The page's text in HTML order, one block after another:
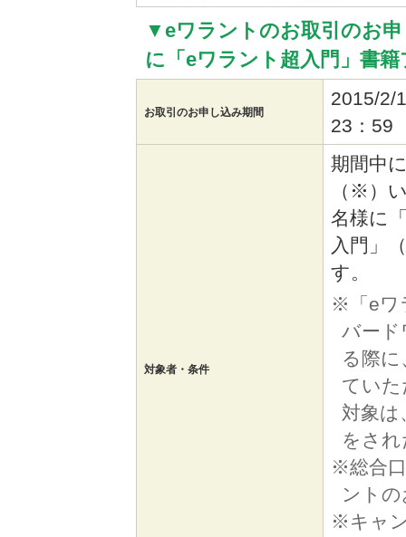
▼eワラントのお取引のお
に「eワラント超入門」書
お取引のお申し込み期間
2015/2/
23：59
対象者・条件
期間中
（※）
名様に
入門」
す。
※「eワ
バード
る際に
ていた
対象は
をさ
※総合
ント
※キャ